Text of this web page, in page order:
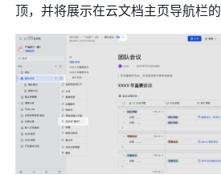
顶，并将展示在云文档主页导航栏的